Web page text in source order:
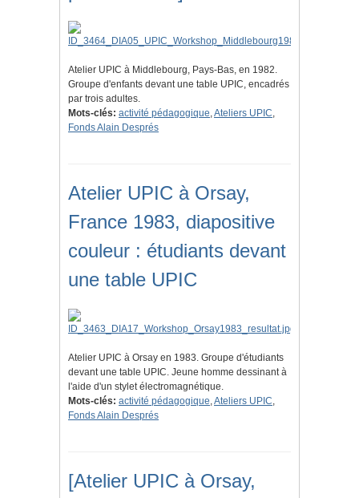
Atelier UPIC à Middlebourg, Pays-Bas, en 1982.
Groupe d'enfants devant une table UPIC, encadrés
par trois adultes.
Mots-clés: activité pédagogique,Ateliers UPIC,
Fonds Alain Després
Atelier UPIC à Orsay,
France 1983, diapositive
couleur : étudiants devant
une table UPIC
Atelier UPIC à Orsay en 1983. Groupe d'étudiants
devant une table UPIC. Jeune homme dessinant à
l'aide d'un stylet électromagnétique.
Mots-clés: activité pédagogique,Ateliers UPIC,
Fonds Alain Després
[Atelier UPIC à Orsay,